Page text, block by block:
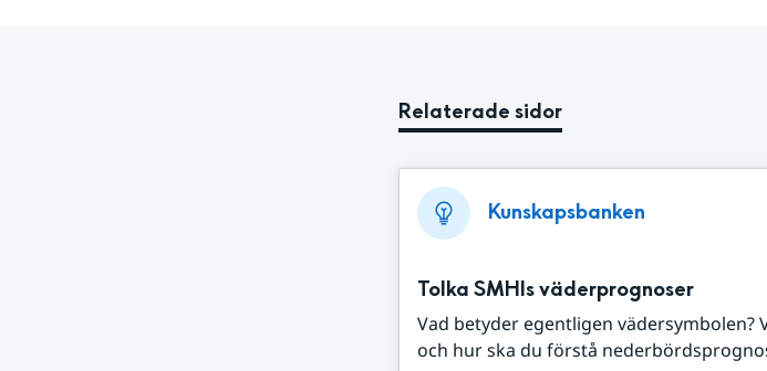
Relaterade sidor
Kunskapsbanken
Tolka SMHIs väderprognoser
Vad betyder egentligen vädersymbolen?
och hur ska du förstå